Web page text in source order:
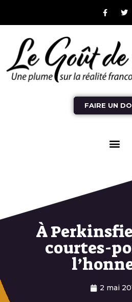
FAIRE UN
À
courtes-
2 mai